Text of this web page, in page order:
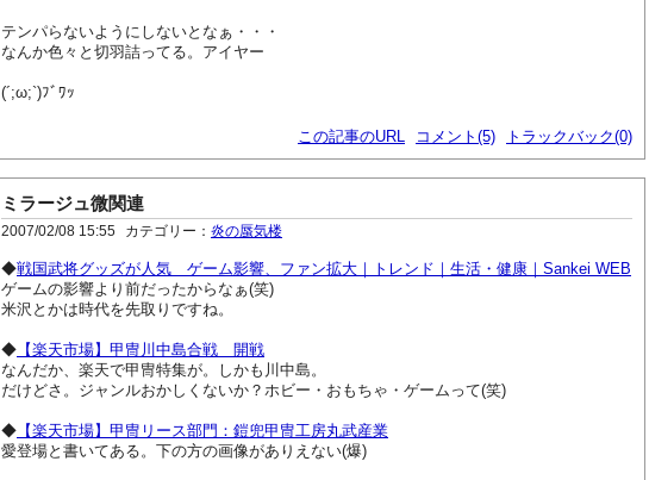
テンパらないようにしないとなぁ・・・
なんか色々と切羽詰ってる。アイヤー
(´;ω;`)ﾌﾞﾜｯ
この記事のURL コメント(5) トラックバック(0)
ミラージュ微関連
2007/02/08 15:55 カテゴリー： 炎の蜃気楼
◆戦国武将グッズが人気 ゲーム影響、ファン拡大｜トレンド｜生活・健康｜Sankei WEB
ゲームの影響より前だったからなぁ(笑)
米沢とかは時代を先取りですね。
◆ 【楽天市場】甲冑川中島合戦 開戦
なんだか、楽天で甲冑特集が。しかも川中島。
だけどさ。ジャンルおかしくないか？ホビー・おもちゃ・ゲームって(笑)
◆ 【楽天市場】甲冑リース部門：鎧兜甲冑工房丸武産業
愛登場と書いてある。下の方の画像がありえない(爆)